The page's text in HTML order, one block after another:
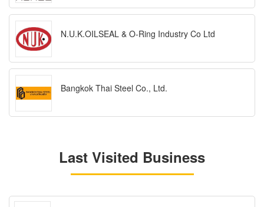
N.U.K.OILSEAL & O-Ring Industry Co Ltd
Bangkok Thai Steel Co., Ltd.
Last Visited Business